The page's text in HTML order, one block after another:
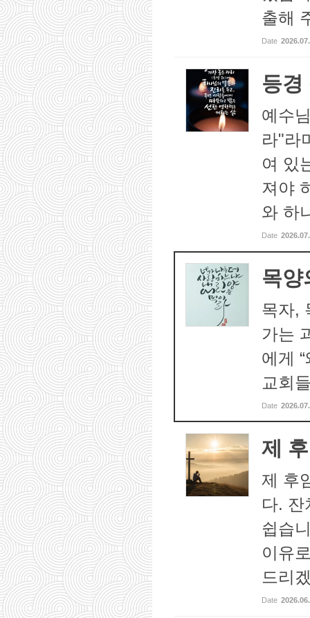
출해
Date
등경
예수
라"라
여 있
져야
와 하
Date
목양
목자,
가는
에게
교회
Date
제
제 후
다. 잔
쉽습
이유
드리
Date